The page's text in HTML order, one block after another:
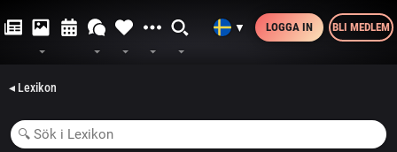
▼ LOGGA IN BLI MEDLEM
◂ Lexikon